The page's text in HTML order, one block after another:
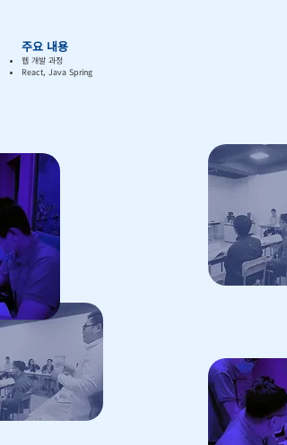
주요 내용
웹 개발 과정
React, Java Spring